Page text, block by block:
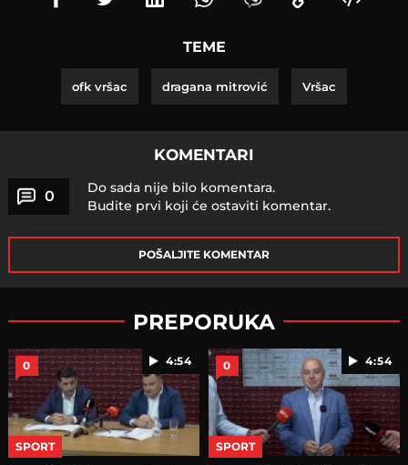
TEME
ofk vršac dragana mitrović Vršac
KOMENTARI
0
Do sada nije bilo komentara.
Budite prvi koji će ostaviti komentar.
POŠALJITE KOMENTAR
PREPORUKA
4:54
0
SPORT
4:54
0
SPORT